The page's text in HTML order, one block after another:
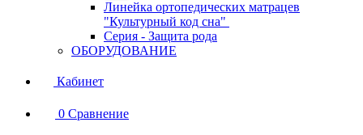
Линейка ортопедических матрацев
"Культурный код сна"
Серия - Защита рода
ОБОРУДОВАНИЕ
Кабинет
0 Сравнение